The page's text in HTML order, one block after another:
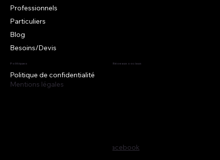
Professionnels
Particuliers
Blog
Besoins/Devis
Politiques
Politique de confidentialité
Mentions légales
Facebook
Réseaux sociaux